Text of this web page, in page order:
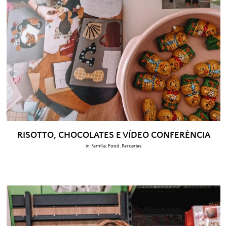
RISOTTO, CHOCOLATES E VÍDEO CONFERÊNCIA
in: Família Food Parcerias